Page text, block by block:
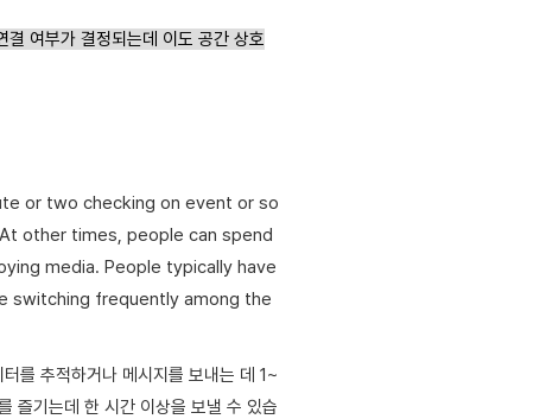
여부가 결정되는데 이도 공간 상호
or two checking on event or so
other times, people can spend
media. People typically have
switching frequently among the
를 추적하거나 메시지를 보내는 데 1~
즐기는데 한 시간 이상을 보낼 수 있습